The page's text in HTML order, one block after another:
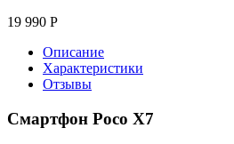
19 990 Р
Описание
Характеристики
Отзывы
Смартфон Poco X7